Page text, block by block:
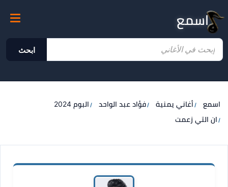
اسمع
ابحث
اسمع أغاني يمنية فؤاد عبد الواحد
البوم 2024
ان التي زعمت